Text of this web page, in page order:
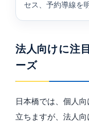
セス、予約導線を
法人向けに注
ーズ
日本橋では、個人
立ちますが、法人